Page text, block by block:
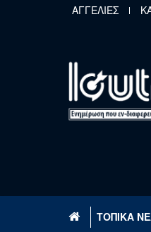
Παράκαμψη προς το κυρίως
ΑΓΓΕΛΙΕΣ
ΤΟΠΙΚΑ